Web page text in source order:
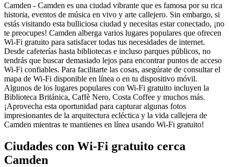
Camden - Camden es una ciudad vibrante que es famosa por su rica
historia, eventos de música en vivo y arte callejero. Sin embargo, si
estás visitando esta bulliciosa ciudad y necesitas estar conectado, ¡no
te preocupes! Camden alberga varios lugares populares que ofrecen
Wi-Fi gratuito para satisfacer todas tus necesidades de internet.
Desde cafeterías hasta bibliotecas e incluso parques públicos, no
tendrás que buscar demasiado lejos para encontrar puntos de acceso
Wi-Fi confiables. Para facilitarte las cosas, asegúrate de consultar el
mapa de Wi-Fi disponible en línea o en tu dispositivo móvil.
Algunos de los lugares populares con Wi-Fi gratuito incluyen la
Biblioteca Británica, Caffè Nero, Costa Coffee y muchos más.
¡Aprovecha esta oportunidad para capturar algunas fotos
impresionantes de la arquitectura ecléctica y la vida callejera de
Camden mientras te mantienes en línea usando Wi-Fi gratuito!
Ciudades con Wi-Fi gratuito cerca
Camden